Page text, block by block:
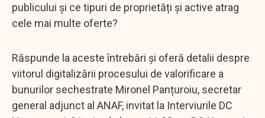
publicului și ce tipuri de proprietăți și active atrag
cele mai multe oferte?
Răspunde la aceste întrebări și oferă detalii despre
viitorul digitalizării procesului de valorificare a
bunurilor sechestrate Mironel Panțuroiu, secretar
general adjunct al ANAF, invitat la Interviurile DC